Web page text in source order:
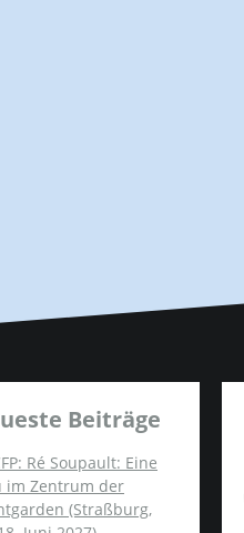
Beiträge
Ré Soupault: Eine
im Zentrum der
(Straßburg,